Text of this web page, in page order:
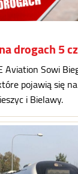
drogach 5
Aviation Sowi
pojawią się
i Bielawy.